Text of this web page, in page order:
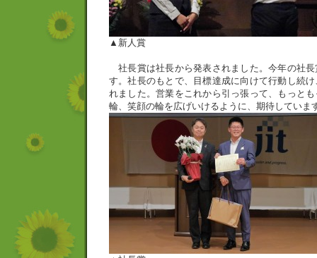
▲新人賞
社長賞は社長から発表されました。今年の社
す。社長のもとで、目標達成に向けて行動し続
れました。営業をこれから引っ張って、もっと
輪、笑顔の輪を広げいけるように、期待していま